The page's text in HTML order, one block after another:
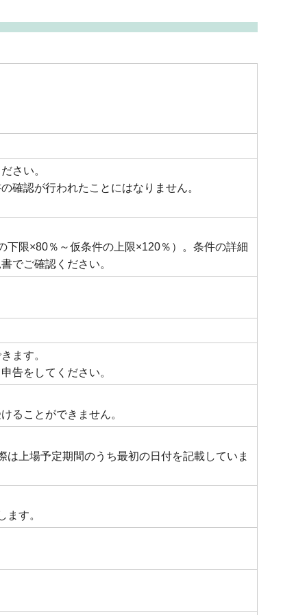
さい。
確認が行われたことにはなりません。
限×80％～仮条件の上限×120％）。条件の詳細
でご確認ください。
ます。
告をしてください。
ることができません。
上場予定期間のうち最初の日付を記載していま
す。